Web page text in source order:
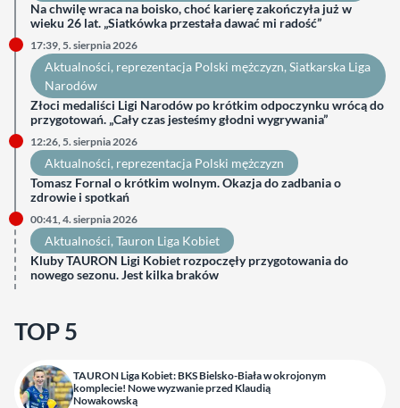
Na chwilę wraca na boisko, choć karierę zakończyła już w
wieku 26 lat. „Siatkówka przestała dawać mi radość”
17:39, 5. sierpnia 2026
Aktualności, reprezentacja Polski mężczyzn, Siatkarska Liga
Narodów
Złoci medaliści Ligi Narodów po krótkim odpoczynku wrócą do
przygotowań. „Cały czas jesteśmy głodni wygrywania”
12:26, 5. sierpnia 2026
Aktualności, reprezentacja Polski mężczyzn
Tomasz Fornal o krótkim wolnym. Okazja do zadbania o
zdrowie i spotkań
00:41, 4. sierpnia 2026
Aktualności, Tauron Liga Kobiet
Kluby TAURON Ligi Kobiet rozpoczęły przygotowania do
nowego sezonu. Jest kilka braków
TOP 5
TAURON Liga Kobiet: BKS Bielsko-Biała w okrojonym
komplecie! Nowe wyzwanie przed Klaudią
Nowakowską